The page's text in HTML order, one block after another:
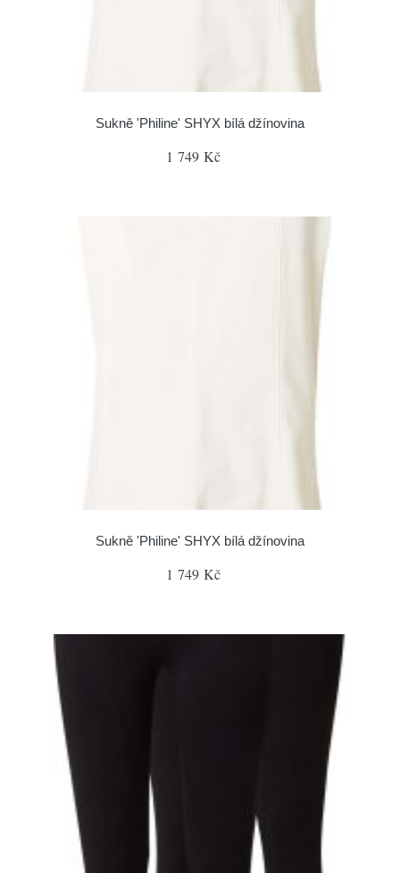
Sukně 'Philine' SHYX bílá džínovina
1 749 Kč
Sukně 'Philine' SHYX bílá džínovina
1 749 Kč